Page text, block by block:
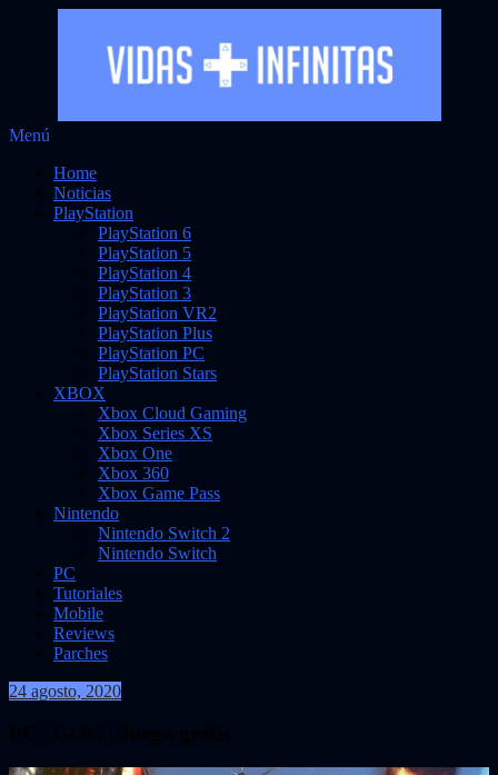
Noticias sobre videojuegos
Menú
contenido
Home
Noticias
PlayStation
PlayStation 6
PlayStation 5
PlayStation 4
PlayStation 3
PlayStation VR2
PlayStation Plus
PlayStation PC
PlayStation Stars
XBOX
Xbox Cloud Gaming
Xbox Series XS
Xbox One
Xbox 360
Xbox Game Pass
Nintendo
Nintendo Switch 2
Nintendo Switch
PC
Tutoriales
Mobile
Reviews
Parches
24 agosto, 2020